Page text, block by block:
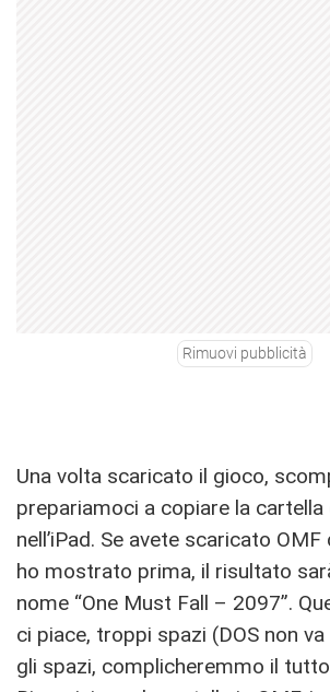
Rimuovi pubblicità
Una volta scaricato il gioco,
prepariamoci a copiare la
nell’iPad. Se avete scaricato OMF
ho mostrato prima, il risultato
nome “One Must Fall – 2097”.
ci piace, troppi spazi (DOS non va
gli spazi, complicheremmo il